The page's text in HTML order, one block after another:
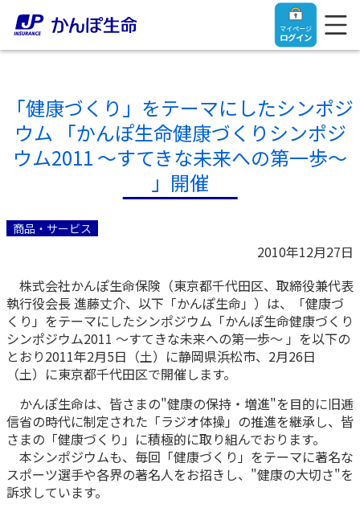
マイページ
ログイン
トップ
ご契約者さま
マイページログイン
入院保険金・手術保険金のご請求
お手続き一覧
きっかけ・できごとから探す
保険をご検討中のお客さま
保険をご検討中のお客さま
養老保険
定期保険
学資保険
長寿支援保険
法人のお客さま
【まずはご相談ください】企業経営でお悩みの方はこ
ちら
法人のお客さま向け商品一覧
目的から探す
お役立ち情報
かんぽ生命の団体取扱い
お役立ち情報
かんぽのLifeサポートナビ
かんぽ生命について
かんぽ生命について
よくあるご質問
お問い合わせ
「健康づくり」をテーマにしたシンポジ
ウム 「かんぽ生命健康づくりシンポジ
ウム2011 ～すてきな未来への第一歩～
」開催
商品・サービス
2010年12月27日
株式会社かんぽ生命保険（東京都千代田区、取締役兼代表
執行役会長 進藤丈介、以下「かんぽ生命」）は、「健康づ
くり」をテーマにしたシンポジウム「かんぽ生命健康づくり
シンポジウム2011 ～すてきな未来への第一歩～ 」を以下の
とおり2011年2月5日（土）に静岡県浜松市、2月26日
（土）に東京都千代田区で開催します。
かんぽ生命は、皆さまの"健康の保持・増進"を目的に旧逓
信省の時代に制定された「ラジオ体操」の推進を継承し、皆
さまの「健康づくり」に積極的に取り組んでおります。
本シンポジウムも、毎回「健康づくり」をテーマに著名な
スポーツ選手や各界の著名人をお招きし、"健康の大切さ"を
訴求しています。